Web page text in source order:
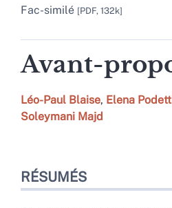
Fac-similé [PDF, 132k]
Avant-
Léo-Paul Blaise, Elena
Soleymani Majd
Texte intégral
Bibliographie
RÉSUMÉS